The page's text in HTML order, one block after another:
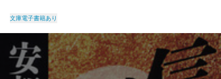
文庫電子書籍あり